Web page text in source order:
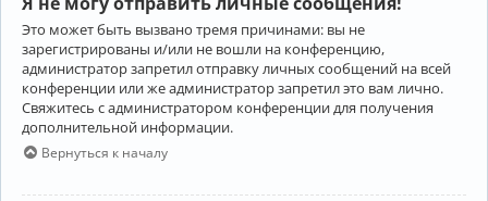
Это может быть вызвано тремя причинами: вы не
зарегистрированы и/или не вошли на конференцию,
администратор запретил отправку личных сообщений на всей
конференции или же администратор запретил это вам лично.
Свяжитесь с администратором конференции для получения
дополнительной информации.
Вернуться к началу